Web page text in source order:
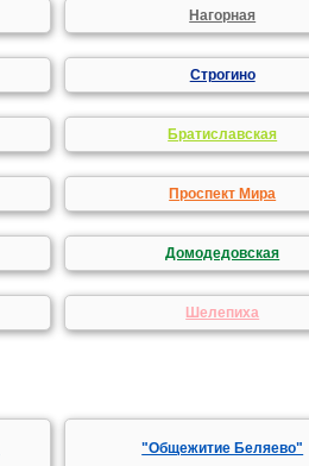
Нагорная
Строгино
Братиславская
Проспект Мира
Домодедовская
Шелепиха
"Общежитие Беляево"